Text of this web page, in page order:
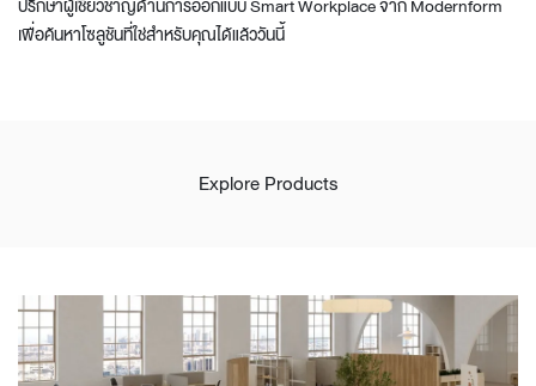
ปรึกษาผู้เชี่ยวชาญด้านการออกแบบ Smart Workplace จาก Modernform
เพื่อค้นหาโซลูชันที่ใช่สำหรับคุณได้แล้ววันนี้
Explore Products